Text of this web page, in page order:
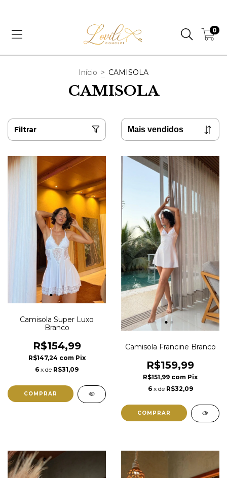
0
Início > CAMISOLA
CAMISOLA
Filtrar
Camisola Super Luxo
Branco
R$154,99
R$147,24 com Pix
6 x de R$31,09
COMPRAR
Camisola Francine Branco
R$159,99
R$151,99 com Pix
6 x de R$32,09
COMPRAR